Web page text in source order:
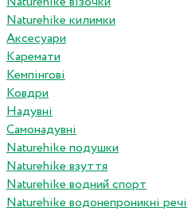
Naturehike килимки
Аксесуари
Каремати
Кемпінгові
Ковдри
Надувні
Самонадувні
Naturehike подушки
Naturehike взуття
Naturehike водний спорт
Naturehike водонепроникні речі